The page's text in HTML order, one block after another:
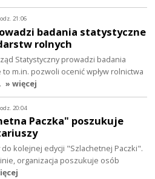
21:06
badania statystyczne
rolnych
Statystyczny prowadzi badania
m.in. pozwoli ocenić wpływ rolnictwa
» więcej
20:04
Paczka" poszukuje
kolejnej edycji "Szlachetnej Paczki".
organizacja poszukuje osób